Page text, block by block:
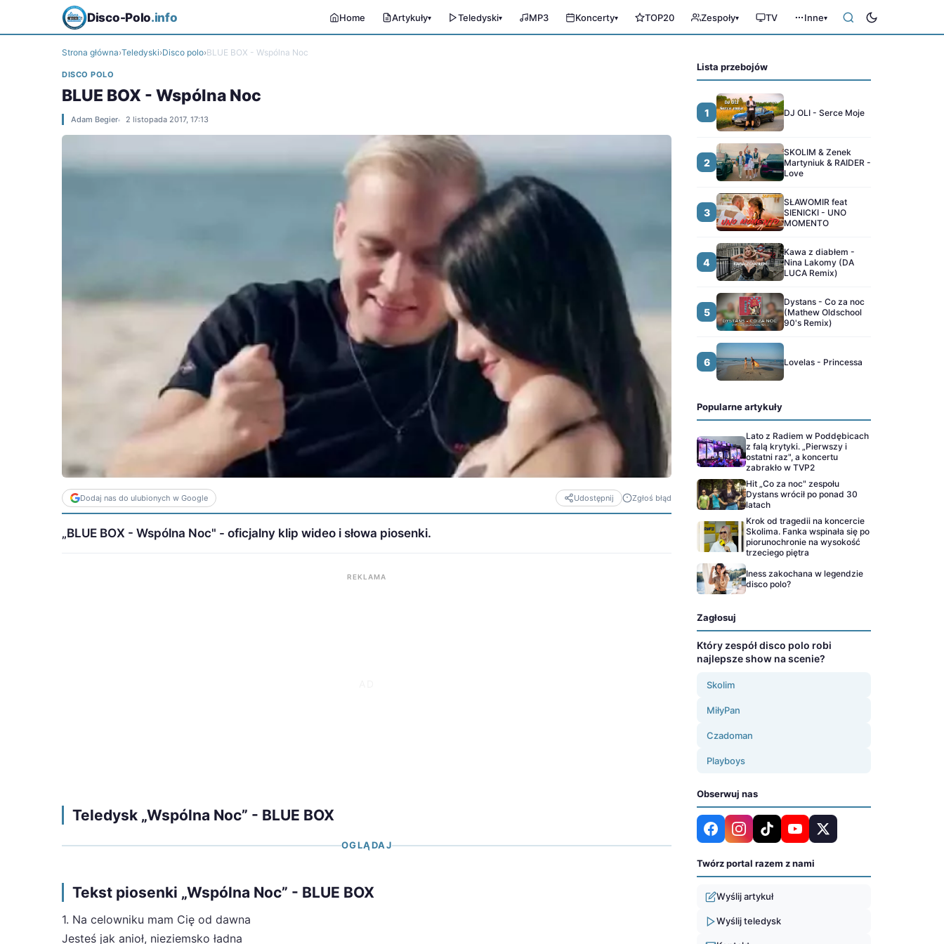
Disco-Polo.info Home Artykuły▾ Teledyski▾ MP3 Koncerty▾ TOP20 Zespoły▾ TV Inne▾
Strona główna›Teledyski›Disco polo›BLUE BOX - Wspólna Noc
DISCO POLO
BLUE BOX - Wspólna Noc
Adam Begier 2 listopada 2017, 17:13
Dodaj nas do ulubionych w Google Udostępnij Zgłoś błąd
„BLUE BOX - Wspólna Noc" - oficjalny klip wideo i słowa piosenki.
REKLAMA
Teledysk „Wspólna Noc” - BLUE BOX
OGLĄDAJ
Tekst piosenki „Wspólna Noc” - BLUE BOX
1. Na celowniku mam Cię od dawna
Jesteś jak anioł, nieziemsko ładna
Lista przebojów
1 DJ OLI - Serce Moje
2
SKOLIM & Zenek
Martyniuk & RAIDER -
Love
3
SŁAWOMIR feat
SIENICKI - UNO
MOMENTO
4
Kawa z diabłem -
Nina Lakomy (DA
LUCA Remix)
5
Dystans - Co za noc
(Mathew Oldschool
90's Remix)
6 Lovelas - Princessa
Popularne artykuły
Lato z Radiem w Poddębicach
z falą krytyki. „Pierwszy i
ostatni raz", a koncertu
zabrakło w TVP2
Hit „Co za noc" zespołu
Dystans wrócił po ponad 30
latach
Krok od tragedii na koncercie
Skolima. Fanka wspinała się po
piorunochronie na wysokość
trzeciego piętra
Iness zakochana w legendzie
disco polo?
Zagłosuj
Który zespół disco polo robi
najlepsze show na scenie?
Skolim
MiłyPan
Czadoman
Playboys
Obserwuj nas
Twórz portal razem z nami
Wyślij artykuł
Wyślij teledysk